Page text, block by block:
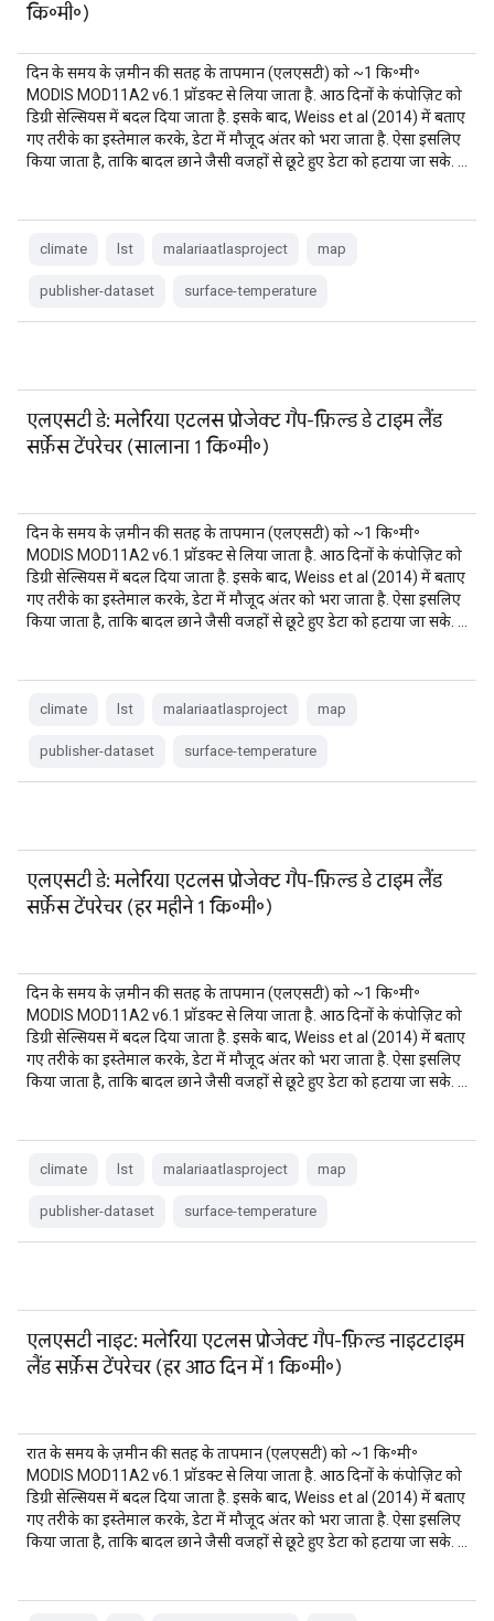
कि॰मी॰)
दिन के समय के ज़मीन की सतह के तापमान (एलएसटी) को ~1 कि॰मी॰
MODIS MOD11A2 v6.1 प्रॉडक्ट से लिया जाता है. आठ दिनों के कंपोज़िट को
डिग्री सेल्सियस में बदल दिया जाता है. इसके बाद, Weiss et al (2014) में बताए
गए तरीके का इस्तेमाल करके, डेटा में मौजूद अंतर को भरा जाता है. ऐसा इसलिए
किया जाता है, ताकि बादल छाने जैसी वजहों से छूटे हुए डेटा को हटाया जा सके. …
climate lst malariaatlasproject map
publisher-dataset surface-temperature
एलएसटी डे: मलेरिया एटलस प्रोजेक्ट गैप-फ़िल्ड डे टाइम लैंड
सर्फ़ेस टेंपरेचर (सालाना 1 कि॰मी॰)
दिन के समय के ज़मीन की सतह के तापमान (एलएसटी) को ~1 कि॰मी॰
MODIS MOD11A2 v6.1 प्रॉडक्ट से लिया जाता है. आठ दिनों के कंपोज़िट को
डिग्री सेल्सियस में बदल दिया जाता है. इसके बाद, Weiss et al (2014) में बताए
गए तरीके का इस्तेमाल करके, डेटा में मौजूद अंतर को भरा जाता है. ऐसा इसलिए
किया जाता है, ताकि बादल छाने जैसी वजहों से छूटे हुए डेटा को हटाया जा सके. …
climate lst malariaatlasproject map
publisher-dataset surface-temperature
एलएसटी डे: मलेरिया एटलस प्रोजेक्ट गैप-फ़िल्ड डे टाइम लैंड
सर्फ़ेस टेंपरेचर (हर महीने 1 कि॰मी॰)
दिन के समय के ज़मीन की सतह के तापमान (एलएसटी) को ~1 कि॰मी॰
MODIS MOD11A2 v6.1 प्रॉडक्ट से लिया जाता है. आठ दिनों के कंपोज़िट को
डिग्री सेल्सियस में बदल दिया जाता है. इसके बाद, Weiss et al (2014) में बताए
गए तरीके का इस्तेमाल करके, डेटा में मौजूद अंतर को भरा जाता है. ऐसा इसलिए
किया जाता है, ताकि बादल छाने जैसी वजहों से छूटे हुए डेटा को हटाया जा सके. …
climate lst malariaatlasproject map
publisher-dataset surface-temperature
एलएसटी नाइट: मलेरिया एटलस प्रोजेक्ट गैप-फ़िल्ड नाइटटाइम
लैंड सर्फ़ेस टेंपरेचर (हर आठ दिन में 1 कि॰मी॰)
रात के समय के ज़मीन की सतह के तापमान (एलएसटी) को ~1 कि॰मी॰
MODIS MOD11A2 v6.1 प्रॉडक्ट से लिया जाता है. आठ दिनों के कंपोज़िट को
डिग्री सेल्सियस में बदल दिया जाता है. इसके बाद, Weiss et al (2014) में बताए
गए तरीके का इस्तेमाल करके, डेटा में मौजूद अंतर को भरा जाता है. ऐसा इसलिए
किया जाता है, ताकि बादल छाने जैसी वजहों से छूटे हुए डेटा को हटाया जा सके. …